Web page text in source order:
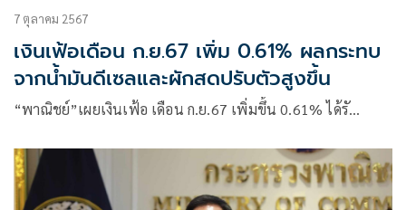
7 ตุลาคม 2567
เงินเฟ้อเดือน ก.ย.67 เพิ่ม 0.61% ผลกระทบ
จากน้ำมันดีเซลและผักสดปรับตัวสูงขึ้น
“พาณิชย์”เผยเงินเฟ้อ เดือน ก.ย.67 เพิ่มขึ้น 0.61% ได้รั…